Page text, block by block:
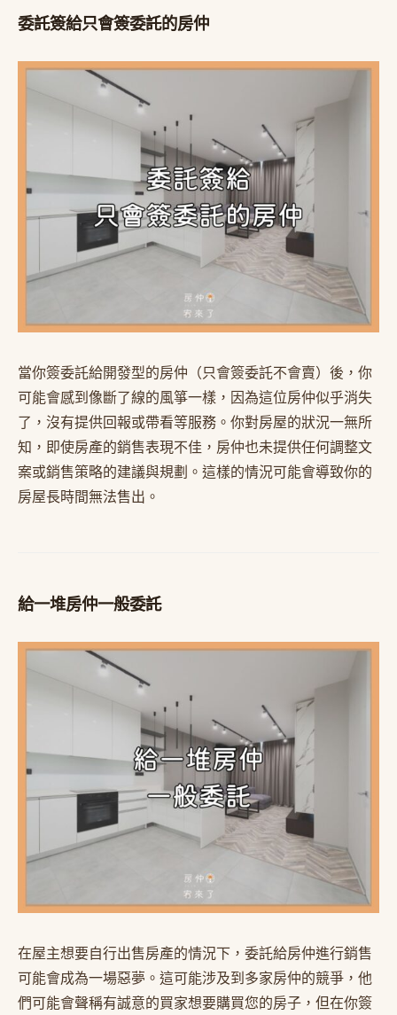
委託簽給只會簽委託的房仲
當你簽委託給開發型的房仲（只會簽委託不會賣）後，你
可能會感到像斷了線的風箏一樣，因為這位房仲似乎消失
了，沒有提供回報或帶看等服務。你對房屋的狀況一無所
知，即使房產的銷售表現不佳，房仲也未提供任何調整文
案或銷售策略的建議與規劃。這樣的情況可能會導致你的
房屋長時間無法售出。
給一堆房仲一般委託
在屋主想要自行出售房產的情況下，委託給房仲進行銷售
可能會成為一場惡夢。這可能涉及到多家房仲的競爭，他
們可能會聲稱有誠意的買家想要購買您的房子，但在你簽